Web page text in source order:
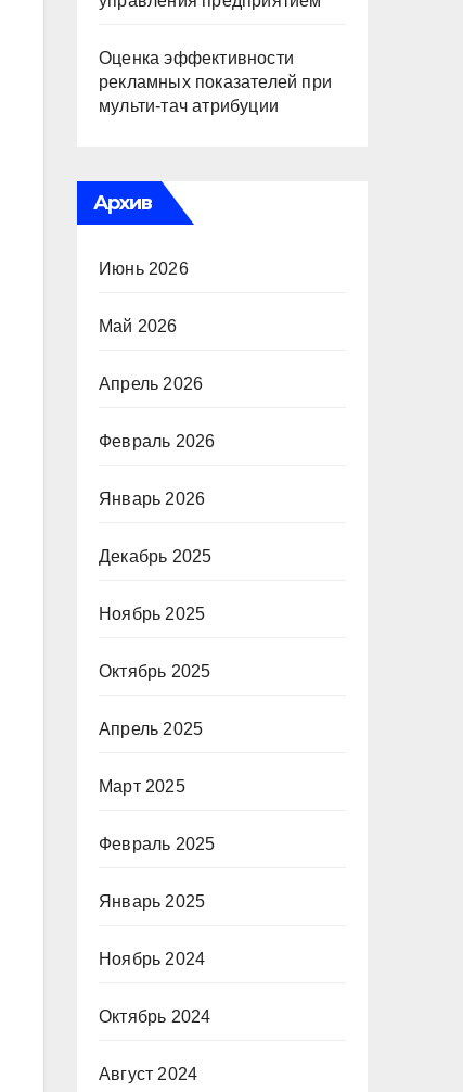
Оценка эффективности
рекламных показателей при
мульти-тач атрибуции
Архив
Июнь 2026
Май 2026
Апрель 2026
Февраль 2026
Январь 2026
Декабрь 2025
Ноябрь 2025
Октябрь 2025
Апрель 2025
Март 2025
Февраль 2025
Январь 2025
Ноябрь 2024
Октябрь 2024
Август 2024